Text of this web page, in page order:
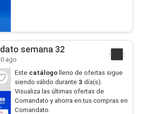
semana 32
ago
Este catálogo lleno de ofertas sigue
siendo válido durante 3 día(s).
Visualiza las últimas ofertas de
Comandato y ahorra en tus compras en
Comandato.